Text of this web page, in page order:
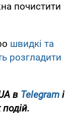
почистити
швидкі та
розгладити
в Telegram і